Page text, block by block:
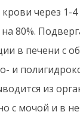
через 1-4
80%.
в печени с
и
из
с мочой и в